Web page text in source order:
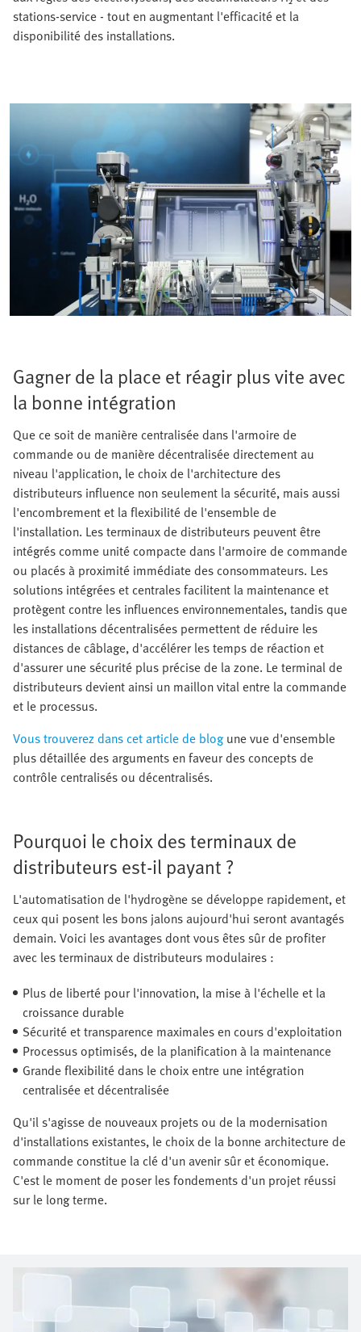
stations-service - tout en augmentant l'efficacité et la
disponibilité des installations.
Gagner de la place et réagir plus vite avec
la bonne intégration
Que ce soit de manière centralisée dans l'armoire de
commande ou de manière décentralisée directement au
niveau l'application, le choix de l'architecture des
distributeurs influence non seulement la sécurité, mais aussi
l'encombrement et la flexibilité de l'ensemble de
l'installation. Les terminaux de distributeurs peuvent être
intégrés comme unité compacte dans l'armoire de commande
ou placés à proximité immédiate des consommateurs. Les
solutions intégrées et centrales facilitent la maintenance et
protègent contre les influences environnementales, tandis que
les installations décentralisées permettent de réduire les
distances de câblage, d'accélérer les temps de réaction et
d'assurer une sécurité plus précise de la zone. Le terminal de
distributeurs devient ainsi un maillon vital entre la commande
et le processus.
Vous trouverez dans cet article de blog une vue d'ensemble
plus détaillée des arguments en faveur des concepts de
contrôle centralisés ou décentralisés.
Pourquoi le choix des terminaux de
distributeurs est-il payant ?
L'automatisation de l'hydrogène se développe rapidement, et
ceux qui posent les bons jalons aujourd'hui seront avantagés
demain. Voici les avantages dont vous êtes sûr de profiter
avec les terminaux de distributeurs modulaires :
Plus de liberté pour l'innovation, la mise à l'échelle et la
croissance durable
Sécurité et transparence maximales en cours d'exploitation
Processus optimisés, de la planification à la maintenance
Grande flexibilité dans le choix entre une intégration
centralisée et décentralisée
Qu'il s'agisse de nouveaux projets ou de la modernisation
d'installations existantes, le choix de la bonne architecture de
commande constitue la clé d'un avenir sûr et économique.
C'est le moment de poser les fondements d'un projet réussi
sur le long terme.